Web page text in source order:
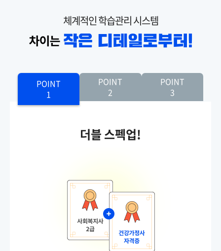
체계적인 학습관리 시스템
POINT
1
POINT
2
POINT
3
더블 스펙업!